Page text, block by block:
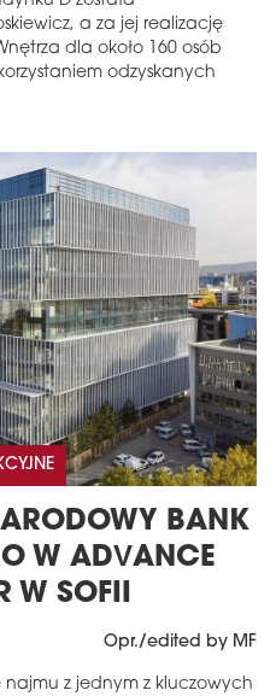
a za jej realizację
dla około 160 osób
odzyskanych
BANK
W ADVANCE
W SOFII
Opr./edited by MF
z jednym z kluczowych